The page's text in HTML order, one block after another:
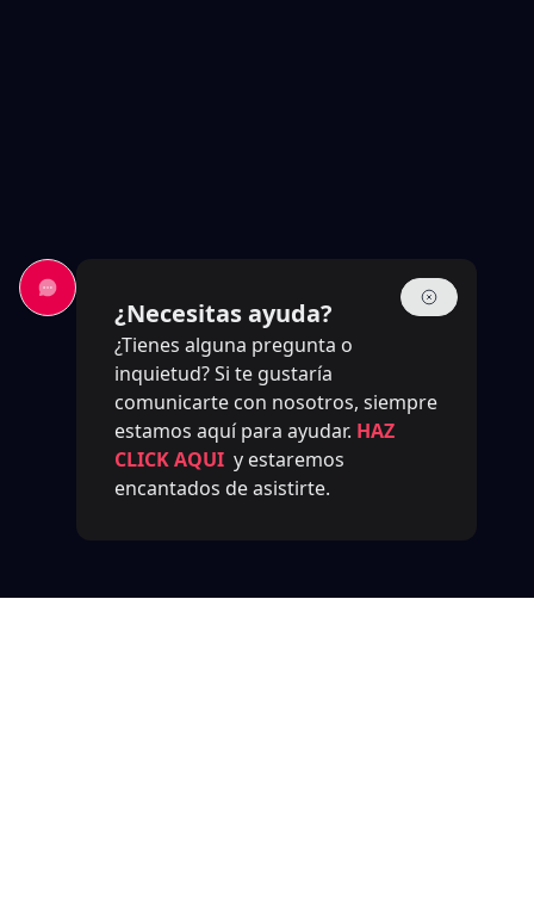
¿Necesitas ayuda?
¿Tienes alguna pregunta o
inquietud? Si te gustaría
comunicarte con nosotros, siempre
estamos aquí para ayudar. HAZ
CLICK AQUI y estaremos
encantados de asistirte.